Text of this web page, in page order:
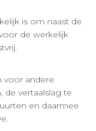
is om naast de
de werkelijk
voor andere
de vertaalslag te
en daarmee